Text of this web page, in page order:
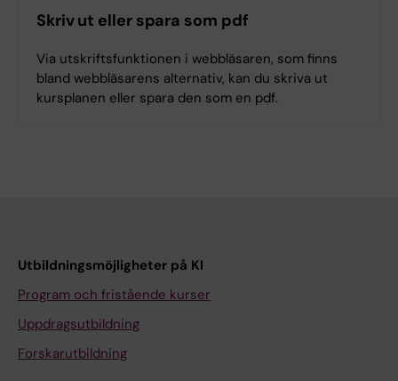
Skriv ut eller spara som pdf
Via utskriftsfunktionen i webbläsaren, som finns
bland webbläsarens alternativ, kan du skriva ut
kursplanen eller spara den som en pdf.
Utbildningsmöjligheter på KI
Program och fristående kurser
Uppdragsutbildning
Forskarutbildning